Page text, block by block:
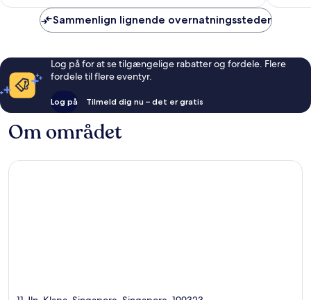
Sammenlign lignende overnatningssteder
Log på for at se tilgængelige rabatter og fordele. Flere
fordele til flere eventyr.
Log på Tilmeld dig nu – det er gratis
Om området